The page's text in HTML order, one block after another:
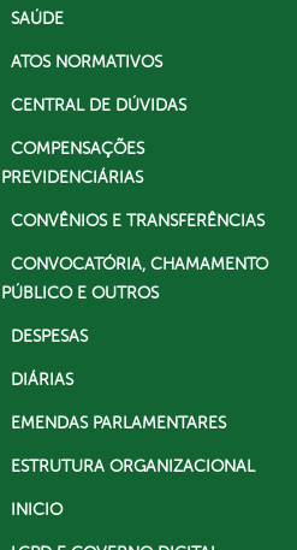
SAÚDE
ATOS NORMATIVOS
CENTRAL DE DÚVIDAS
COMPENSAÇÕES
PREVIDENCIÁRIAS
CONVÊNIOS E TRANSFERÊNCIAS
CONVOCATÓRIA, CHAMAMENTO
PÚBLICO E OUTROS
DESPESAS
DIÁRIAS
EMENDAS PARLAMENTARES
ESTRUTURA ORGANIZACIONAL
INICIO